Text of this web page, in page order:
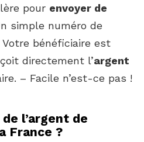
pour envoyer de
simple numéro de
bénéficiaire est
directement l’argent
– Facile n’est-ce pas !
l’argent de
France ?